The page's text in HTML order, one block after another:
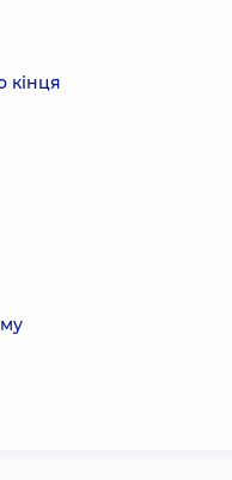
кінця